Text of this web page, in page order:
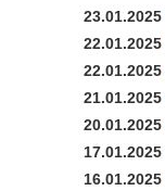
23.01.2025
22.01.2025
22.01.2025
21.01.2025
20.01.2025
17.01.2025
16.01.2025